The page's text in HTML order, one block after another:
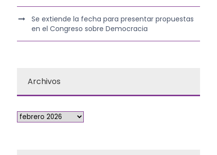
Se extiende la fecha para presentar propuestas
en el Congreso sobre Democracia
Archivos